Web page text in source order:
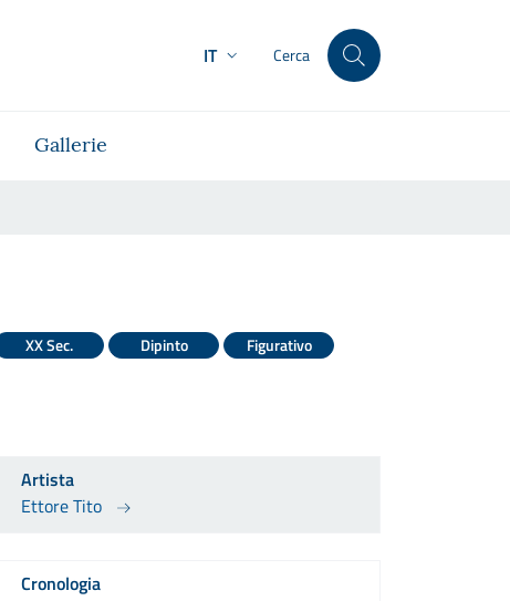
IT Cerca
Gallerie
XX Sec. Dipinto Figurativo
Artista
Ettore Tito
Cronologia